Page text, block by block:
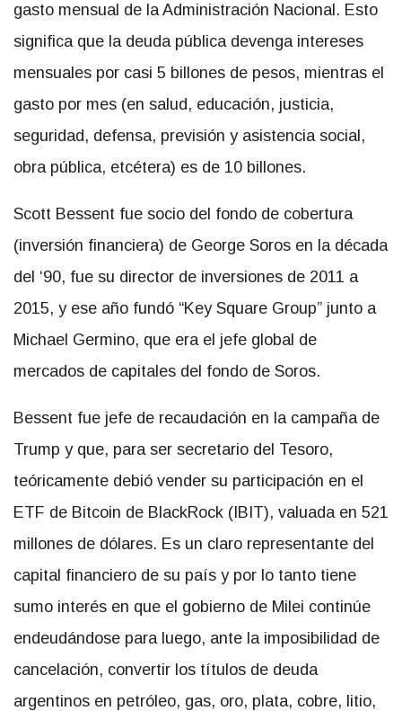
gasto mensual de la Administración Nacional. Esto
significa que la deuda pública devenga intereses
mensuales por casi 5 billones de pesos, mientras el
gasto por mes (en salud, educación, justicia,
seguridad, defensa, previsión y asistencia social,
obra pública, etcétera) es de 10 billones.
Scott Bessent fue socio del fondo de cobertura
(inversión financiera) de George Soros en la década
del ‘90, fue su director de inversiones de 2011 a
2015, y ese año fundó “Key Square Group” junto a
Michael Germino, que era el jefe global de
mercados de capitales del fondo de Soros.
Bessent fue jefe de recaudación en la campaña de
Trump y que, para ser secretario del Tesoro,
teóricamente debió vender su participación en el
ETF de Bitcoin de BlackRock (IBIT), valuada en 521
millones de dólares. Es un claro representante del
capital financiero de su país y por lo tanto tiene
sumo interés en que el gobierno de Milei continúe
endeudándose para luego, ante la imposibilidad de
cancelación, convertir los títulos de deuda
argentinos en petróleo, gas, oro, plata, cobre, litio,